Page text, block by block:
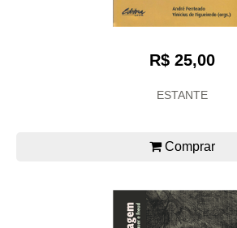
R$ 25,00
ESTANTE
Comprar